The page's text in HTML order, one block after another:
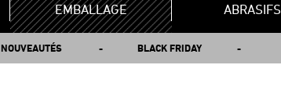
EMBALLAGE ABRASIFS
NOUVEAUTÉS BLACK FRIDAY